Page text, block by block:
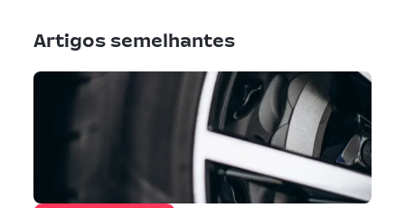
Artigos semelhantes